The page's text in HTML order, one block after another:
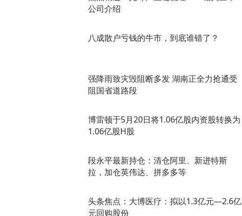
公司介绍
八成散户亏钱的牛市，到底谁错了？
强降雨致灾毁阻断多发 湖南正全力抢通受
阻国省道路段
博雷顿于5月20日将1.06亿股内资股转换为
1.06亿股H股
段永平最新持仓：清仓阿里、新进特斯
拉，加仓英伟达、拼多多等
头条焦点：大博医疗：拟以1.3亿元—2.6亿
元回购股份